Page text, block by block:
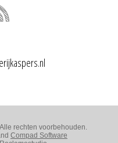
rechten voorbehouden.
Compad Software